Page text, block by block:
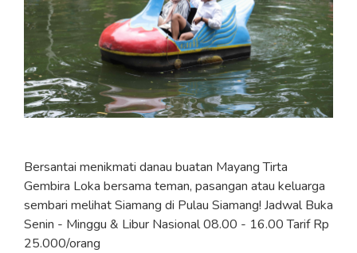
Bersantai menikmati danau buatan Mayang Tirta
Gembira Loka bersama teman, pasangan atau keluarga
sembari melihat Siamang di Pulau Siamang! Jadwal Buka
Senin - Minggu & Libur Nasional 08.00 - 16.00 Tarif Rp
25.000/orang